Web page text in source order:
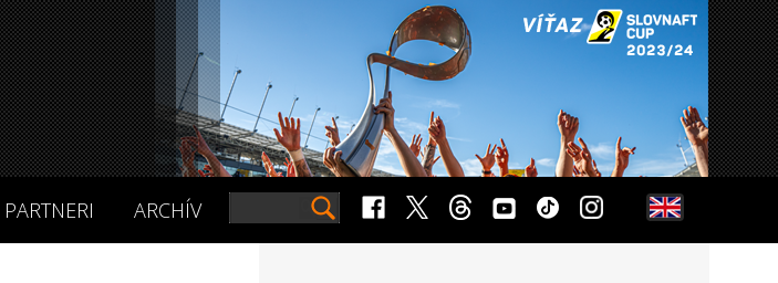
PARTNERI ARCHÍV